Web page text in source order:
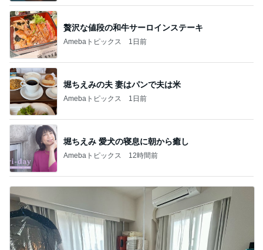
贅沢な値段の和牛サーロインステーキ
Amebaトピックス 1日前
堀ちえみの夫 妻はパンで夫は米
Amebaトピックス 1日前
堀ちえみ 愛犬の寝息に朝から癒し
Amebaトピックス 12時間前